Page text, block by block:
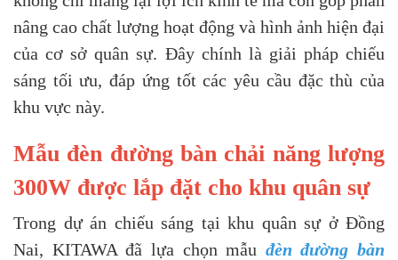
nâng cao chất lượng hoạt động và hình ảnh hiện đại
của cơ sở quân sự. Đây chính là giải pháp chiếu
sáng tối ưu, đáp ứng tốt các yêu cầu đặc thù của
khu vực này.
Mẫu đèn đường bàn chải năng lượng
300W được lắp đặt cho khu quân sự
Trong dự án chiếu sáng tại khu quân sự ở Đồng
Nai, KITAWA đã lựa chọn mẫu đèn đường bàn